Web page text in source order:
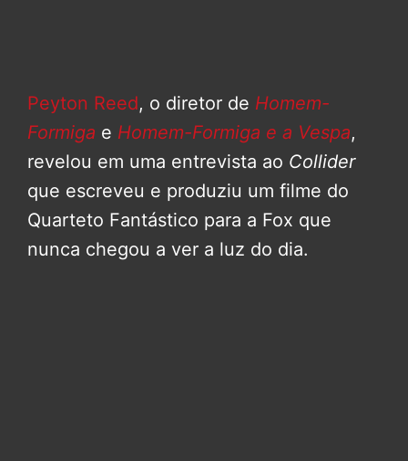
Peyton Reed, o diretor de Homem-
Formiga e Homem-Formiga e a Vespa,
revelou em uma entrevista ao Collider
que escreveu e produziu um filme do
Quarteto Fantástico para a Fox que
nunca chegou a ver a luz do dia.